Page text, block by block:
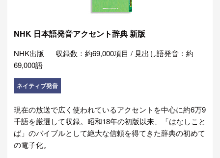
NHK 日本語発音アクセント辞典 新版
NHK出版
収録数：約69,000項目 / 見出し語発音：約
69,000語
ネイティブ発音
現在の放送で広く使われているアクセントを中心に約6万9
千語を厳選して収録。昭和18年の初版以来、「はなしこと
ば」のバイブルとして絶大な信頼を得てきた辞典の初めて
の電子化。